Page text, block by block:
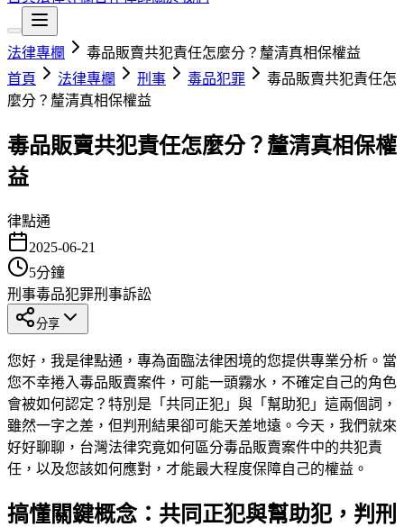
法律專欄
毒品販賣共犯責任怎麼分？釐清真相保權益
首頁
法律專欄 刑事 毒品犯罪
毒品販賣共犯責任怎
麼分？釐清真相保權益
毒品販賣共犯責任怎麼分？釐清真相保權
益
律點通
2025-06-21
5分鐘
刑事毒品犯罪刑事訴訟
分享
您好，我是律點通，專為面臨法律困境的您提供專業分析。當
您不幸捲入毒品販賣案件，可能一頭霧水，不確定自己的角色
會被如何認定？特別是「共同正犯」與「幫助犯」這兩個詞，
雖然一字之差，但判刑結果卻可能天差地遠。今天，我們就來
好好聊聊，台灣法律究竟如何區分毒品販賣案件中的共犯責
任，以及您該如何應對，才能最大程度保障自己的權益。
搞懂關鍵概念：共同正犯與幫助犯，判刑